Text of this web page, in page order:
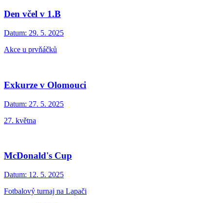
Den včel v 1.B
Datum: 29. 5. 2025
Akce u prvňáčků
Exkurze v Olomouci
Datum: 27. 5. 2025
27. května
McDonald's Cup
Datum: 12. 5. 2025
Fotbalový turnaj na Lapači